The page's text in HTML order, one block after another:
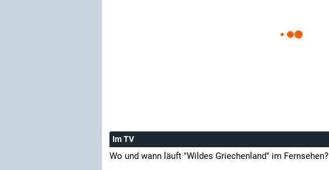
Im TV
Wo und wann läuft "Wildes Griechenland" im Fernsehen?